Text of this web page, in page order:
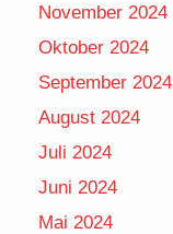
November 2024
Oktober 2024
September 2024
August 2024
Juli 2024
Juni 2024
Mai 2024